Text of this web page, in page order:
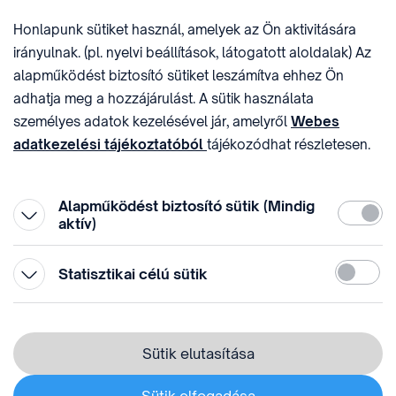
sztnh@hipo.gov.hu 15311746-2-42
CÍM
1081 Budapest II. János
Pál pápa tér 7.
HIVATAL RÖVID NEVE
SZTNHOPS, KRID:
174434905
KÖZÖSSÉGI MÉDIA
⁣ ⁣
Webes adatkezelési tájékoztató
Honlapunk sütiket használ, amelyek az Ön aktivitására
irányulnak. (pl. nyelvi beállítások, látogatott aloldalak) Az
alapműködést biztosító sütiket leszámítva ehhez Ön
adhatja meg a hozzájárulást. A sütik használata
személyes adatok kezelésével jár, amelyről Webes
adatkezelési tájékoztatóból tájékozódhat részletesen.
Alapműködést biztosító sütik (Mindig
aktív)
Statisztikai célú sütik
Sütik elutasítása